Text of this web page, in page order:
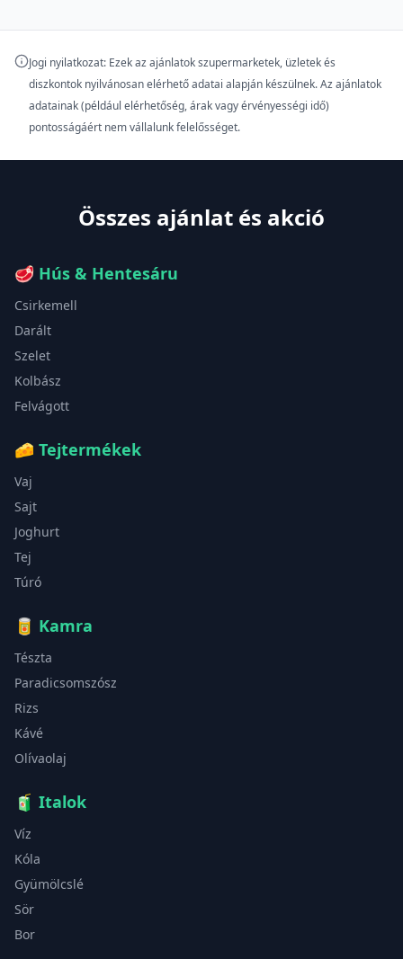
Jogi nyilatkozat: Ezek az ajánlatok szupermarketek, üzletek és
diszkontok nyilvánosan elérhető adatai alapján készülnek. Az ajánlatok
adatainak (például elérhetőség, árak vagy érvényességi idő)
pontosságáért nem vállalunk felelősséget.
Összes ajánlat és akció
🥩 Hús & Hentesáru
Csirkemell
Darált
Szelet
Kolbász
Felvágott
🧀 Tejtermékek
Vaj
Sajt
Joghurt
Tej
Túró
🥫 Kamra
Tészta
Paradicsomszósz
Rizs
Kávé
Olívaolaj
🧃 Italok
Víz
Kóla
Gyümölcslé
Sör
Bor